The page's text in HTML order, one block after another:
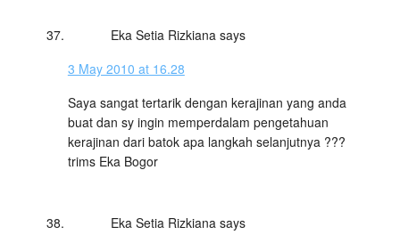
Eka Setia Rizkiana says
3 May 2010 at 16.28
Saya sangat tertarik dengan kerajinan yang anda
buat dan sy ingin memperdalam pengetahuan
kerajinan dari batok apa langkah selanjutnya ???
trims Eka Bogor
Eka Setia Rizkiana says